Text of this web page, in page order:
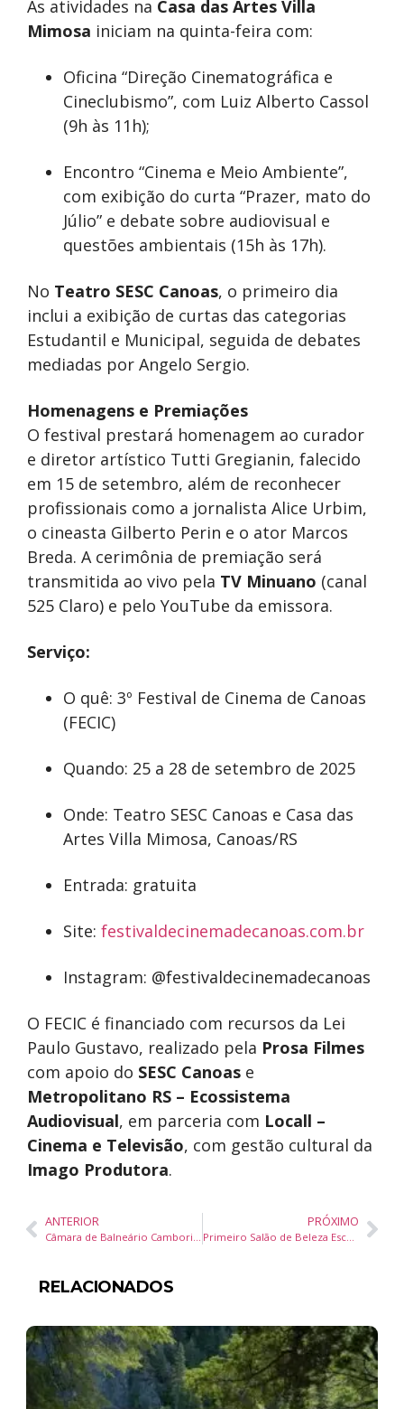
As atividades na Casa das Artes Villa
Mimosa iniciam na quinta-feira com:
Oficina “Direção Cinematográfica e
Cineclubismo”, com Luiz Alberto Cassol
(9h às 11h);
Encontro “Cinema e Meio Ambiente”,
com exibição do curta “Prazer, mato do
Júlio” e debate sobre audiovisual e
questões ambientais (15h às 17h).
No Teatro SESC Canoas, o primeiro dia
inclui a exibição de curtas das categorias
Estudantil e Municipal, seguida de debates
mediadas por Angelo Sergio.
Homenagens e Premiações
O festival prestará homenagem ao curador
e diretor artístico Tutti Gregianin, falecido
em 15 de setembro, além de reconhecer
profissionais como a jornalista Alice Urbim,
o cineasta Gilberto Perin e o ator Marcos
Breda. A cerimônia de premiação será
transmitida ao vivo pela TV Minuano (canal
525 Claro) e pelo YouTube da emissora.
Serviço:
O quê: 3º Festival de Cinema de Canoas
(FECIC)
Quando: 25 a 28 de setembro de 2025
Onde: Teatro SESC Canoas e Casa das
Artes Villa Mimosa, Canoas/RS
Entrada: gratuita
Site: festivaldecinemadecanoas.com.br
Instagram: @festivaldecinemadecanoas
O FECIC é financiado com recursos da Lei
Paulo Gustavo, realizado pela Prosa Filmes
com apoio do SESC Canoas e
Metropolitano RS – Ecossistema
Audiovisual, em parceria com Locall –
Cinema e Televisão, com gestão cultural da
Imago Produtora.
ANTERIOR
Câmara de Balneário Camboriú reúne oito projetos e discussões importantes em sessão de 24/09
PRÓXIMO
Primeiro Salão de Beleza Escola de Porto Belo inicia cursos gratuitos com vagas esgotadas e fortalece empreendedorismo feminino
RELACIONADOS